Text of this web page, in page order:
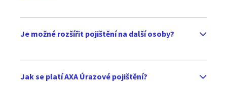
Je možné rozšířit pojištění na další osoby?
Jak se platí AXA Úrazové pojištění?